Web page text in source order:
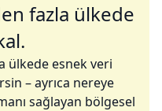
fazla ülkede
ülkede esnek veri
– ayrıca nereye
sağlayan bölgesel